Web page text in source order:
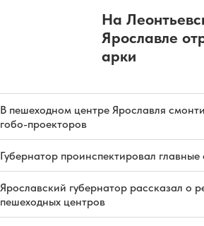
На
Ярославле
арки
В пешеходном центре Ярославля
гобо-проекторов
Губернатор проинспектировал
Ярославский губернатор рассказал о
пешеходных центров